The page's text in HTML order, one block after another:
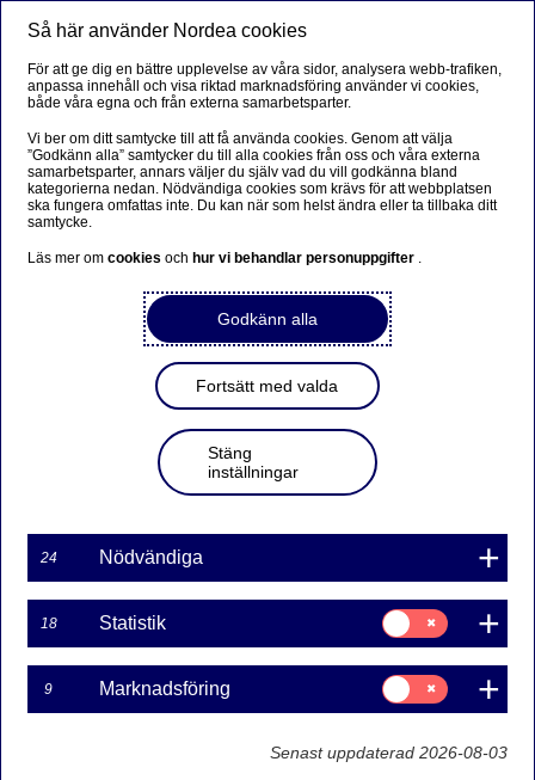
Så här använder Nordea cookies
För att ge dig en bättre upplevelse av våra sidor, analysera webb-trafiken,
anpassa innehåll och visa riktad marknadsföring använder vi cookies,
både våra egna och från externa samarbetsparter.
Vi ber om ditt samtycke till att få använda cookies. Genom att välja
”Godkänn alla” samtycker du till alla cookies från oss och våra externa
samarbetsparter, annars väljer du själv vad du vill godkänna bland
kategorierna nedan. Nödvändiga cookies som krävs för att webbplatsen
ska fungera omfattas inte. Du kan när som helst ändra eller ta tillbaka ditt
samtycke.
Läs mer omcookiesoch hur vi behandlar personuppgifter .
Godkänn alla
Fortsätt med valda
Stäng
inställningar
24 Nödvändiga
18 Statistik
Samtycke
för:
Statistik
9 Marknadsföring
Samtycke
för:
Marknadsföring
Senast uppdaterad 2026-08-03